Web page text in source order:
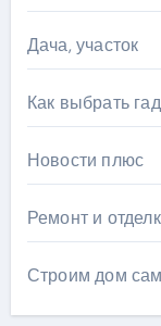
Дача, участок
Как выбрать
Новости плюс
Ремонт и
Строим дом